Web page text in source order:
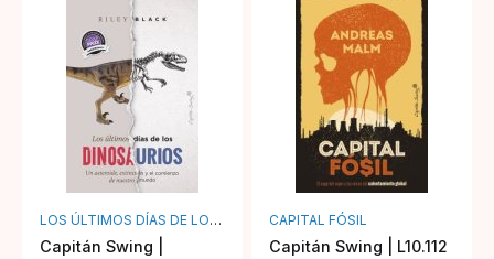
LOS ÚLTIMOS DÍAS DE LOS DINOSAURIOS
Capitán Swing |
CAPITAL FÓSIL
Capitán Swing | L10.112